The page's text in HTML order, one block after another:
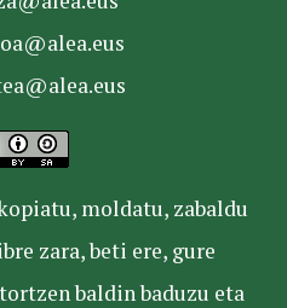
moldatu, zabaldu
zara, beti ere, gure
baldin baduzu eta